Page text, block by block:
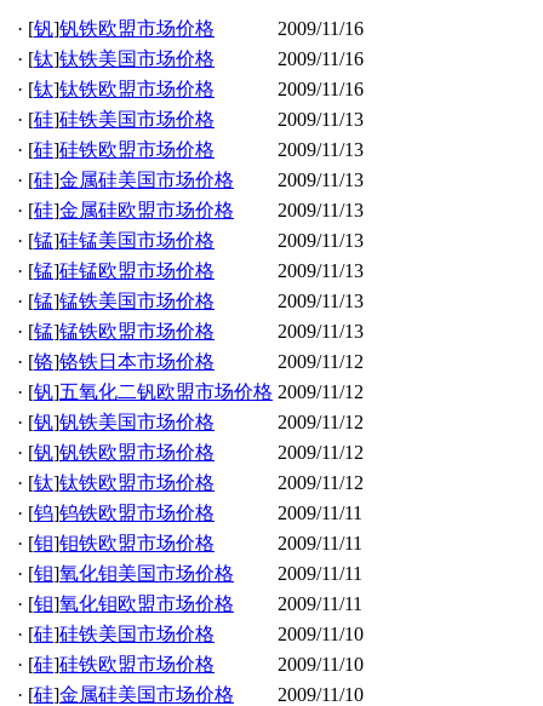
· [钒]钒铁欧盟市场价格
2009/11/16
· [钛]钛铁美国市场价格
2009/11/16
· [钛]钛铁欧盟市场价格
2009/11/16
· [硅]硅铁美国市场价格
2009/11/13
· [硅]硅铁欧盟市场价格
2009/11/13
· [硅]金属硅美国市场价格
2009/11/13
· [硅]金属硅欧盟市场价格
2009/11/13
· [锰]硅锰美国市场价格
2009/11/13
· [锰]硅锰欧盟市场价格
2009/11/13
· [锰]锰铁美国市场价格
2009/11/13
· [锰]锰铁欧盟市场价格
2009/11/13
· [铬]铬铁日本市场价格
2009/11/12
· [钒]五氧化二钒欧盟市场价格 2009/11/12
· [钒]钒铁美国市场价格
2009/11/12
· [钒]钒铁欧盟市场价格
2009/11/12
· [钛]钛铁欧盟市场价格
2009/11/12
· [钨]钨铁欧盟市场价格
2009/11/11
· [钼]钼铁欧盟市场价格
2009/11/11
· [钼]氧化钼美国市场价格
2009/11/11
· [钼]氧化钼欧盟市场价格
2009/11/11
· [硅]硅铁美国市场价格
2009/11/10
· [硅]硅铁欧盟市场价格
2009/11/10
· [硅]金属硅美国市场价格
2009/11/10